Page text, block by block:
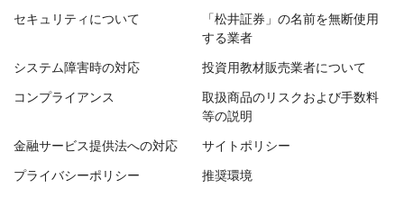
セキュリティについて
「松井証券」の名前を無断使用
する業者
システム障害時の対応 投資用教材販売業者について
コンプライアンス
取扱商品のリスクおよび手数料
等の説明
金融サービス提供法への対応 サイトポリシー
プライバシーポリシー 推奨環境